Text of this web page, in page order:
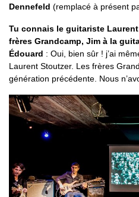
Dennefeld (remplacé à présent
Tu connais le guitariste
frères Grandcamp, Jim à la
Édouard : Oui, bien sûr ! j’ai
Laurent Stoutzer. Les frères
génération précédente. Nous